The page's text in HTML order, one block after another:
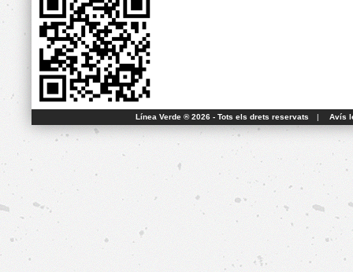
Línea Verde ® 2026 - Tots els drets reservats | Avís